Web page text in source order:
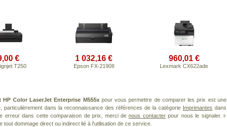
€
T250
1 032,16 €
Epson FX-2190II
960,01 €
Lexmark CX622ade
HP Color LaserJet Enterprise M555xpour vous permettre de comparer les prix est une
dans la reconnaissance des références de la catégorie Imprimantes dans
erreur dans cette comparaison de prix, merci denous contacterpour nous le signaler. i-
dommage direct ou indirect lié à l'utilisation de ce service.